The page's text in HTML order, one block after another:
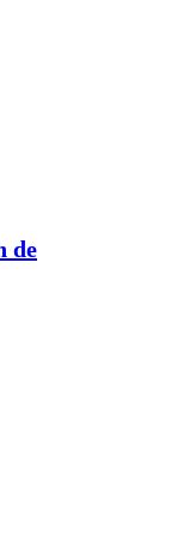
de